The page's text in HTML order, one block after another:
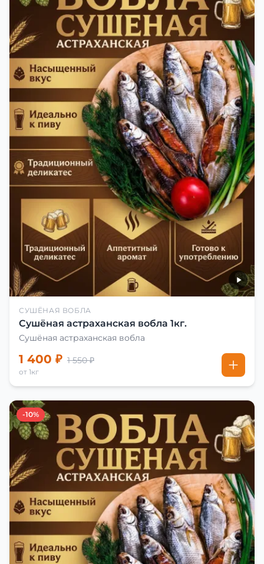
СУШЁНАЯ ВОБЛА
Сушёная астраханская вобла 1кг.
Сушёная астраханская вобла
1 400 ₽ 1 550 ₽
от 1кг
-10%